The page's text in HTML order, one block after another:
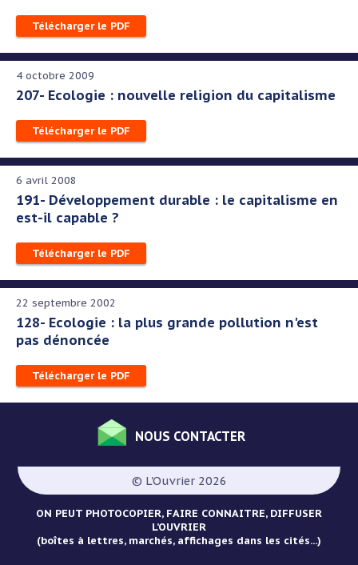
Télécharger le PDF
4 octobre 2009
207- Ecologie : nouvelle religion du capitalisme
Télécharger le PDF
6 avril 2008
191- Développement durable : le capitalisme en
est-il capable ?
Télécharger le PDF
22 septembre 2002
128- Ecologie : la plus grande pollution n'est
pas dénoncée
Télécharger le PDF
Pied
de
page
NOUS CONTACTER
© L'Ouvrier 2026
ON PEUT PHOTOCOPIER, FAIRE CONNAITRE, DIFFUSER
L’OUVRIER
(boîtes à lettres, marchés, affichages dans les cités...)